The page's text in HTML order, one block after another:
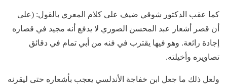
كما عقب الدكتور شوقي ضيف على كلام المعري بالقول: (على
أن قصر أشعار عبد المحسن الصوري لا يدفع أنه مجيد في قصاره
إجادة رائعة. وهو فيها يقترب في فنه من أبي تمام في دقائق
تصاويره وأخيلته.
ولعل ذلك ما جعل ابن خفاجة الأندلسي يعجب بأشعاره حتى ليقرنه